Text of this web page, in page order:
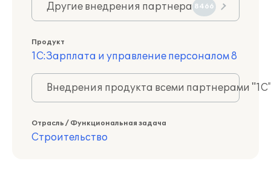
Другие внедрения партнера 8466
Продукт
1С:Зарплата и управление персоналом 8
Внедрения продукта всеми партнерами
Отрасль / Функциональная задача
Строительство